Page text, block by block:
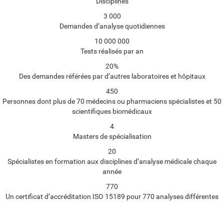
3 000
Demandes d’analyse quotidiennes
10 000 000
Tests réalisés par an
20%
Des demandes référées par d’autres laboratoires et hôpitaux
450
Personnes dont plus de 70 médecins ou pharmaciens spécialistes et 50
scientifiques biomédicaux
4
Masters de spécialisation
20
Spécialistes en formation aux disciplines d’analyse médicale chaque
année
770
Un certificat d’accréditation ISO 15189 pour 770 analyses différentes